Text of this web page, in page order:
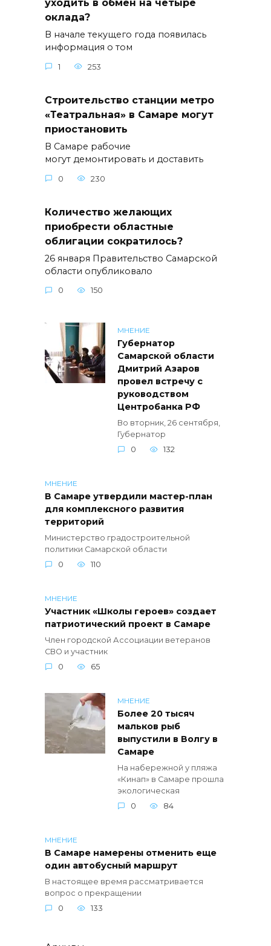
уходить в обмен на четыре
оклада?
В начале текущего года появилась
информация о том
1 253
Строительство станции метро
«Театральная» в Самаре могут
приостановить
В Самаре рабочие
могут демонтировать и доставить
0 230
Количество желающих
приобрести областные
облигации сократилось?
26 января Правительство Самарской
области опубликовало
0 150
МНЕНИЕ
Губернатор
Самарской области
Дмитрий Азаров
провел встречу с
руководством
Центробанка РФ
Во вторник, 26 сентября,
Губернатор
0
132
МНЕНИЕ
В Самаре утвердили мастер-план
для комплексного развития
территорий
Министерство градостроительной
политики Самарской области
0
110
МНЕНИЕ
Участник «Школы героев» создает
патриотический проект в Самаре
Член городской Ассоциации ветеранов
СВО и участник
0
65
МНЕНИЕ
Более 20 тысяч
мальков рыб
выпустили в Волгу в
Самаре
На набережной у пляжа
«Кинап» в Самаре прошла
экологическая
0
84
МНЕНИЕ
В Самаре намерены отменить еще
один автобусный маршрут
В настоящее время рассматривается
вопрос о прекращении
0
133